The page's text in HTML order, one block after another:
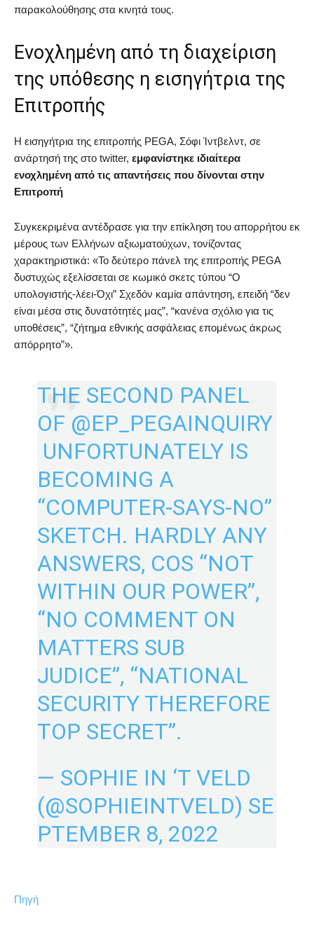
παρακολούθησης στα κινητά τους.
Ενοχλημένη από τη διαχείριση
της υπόθεσης η εισηγήτρια της
Επιτροπής
Η εισηγήτρια της επιτροπής PEGA, Σόφι Ίντβελντ, σε
ανάρτησή της στο twitter, εμφανίστηκε ιδιαίτερα
ενοχλημένη από τις απαντήσεις που δίνονται στην
Επιτροπή
Συγκεκριμένα αντέδρασε για την επίκληση του απορρήτου εκ
μέρους των Ελλήνων αξιωματούχων, τονίζοντας
χαρακτηριστικά: «Το δεύτερο πάνελ της επιτροπής PEGA
δυστυχώς εξελίσσεται σε κωμικό σκετς τύπου “Ο
υπολογιστής-λέει-Όχι” Σχεδόν καμία απάντηση, επειδή “δεν
είναι μέσα στις δυνατότητές μας”, “κανένα σχόλιο για τις
υποθέσεις”, “ζήτημα εθνικής ασφάλειας επομένως άκρως
απόρρητο”».
THE SECOND PANEL
OF @EP_PEGAINQUIRY
UNFORTUNATELY IS
BECOMING A
“COMPUTER-SAYS-NO”
SKETCH. HARDLY ANY
ANSWERS, COS “NOT
WITHIN OUR POWER”,
“NO COMMENT ON
MATTERS SUB
JUDICE”, “NATIONAL
SECURITY THEREFORE
TOP SECRET”.
— SOPHIE IN ‘T VELD
(@SOPHIEINTVELD) SE
PTEMBER 8, 2022
Πηγή